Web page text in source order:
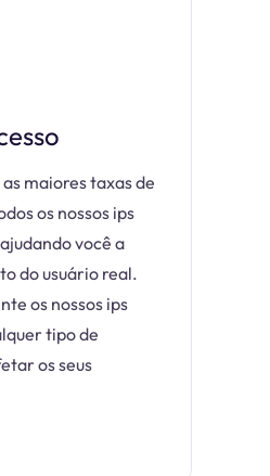
maiores taxas de
os nossos ips
você a
do usuário real.
os nossos ips
tipo de
os seus